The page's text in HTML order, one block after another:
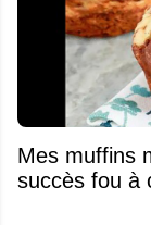
Mes muffins
succès fou à